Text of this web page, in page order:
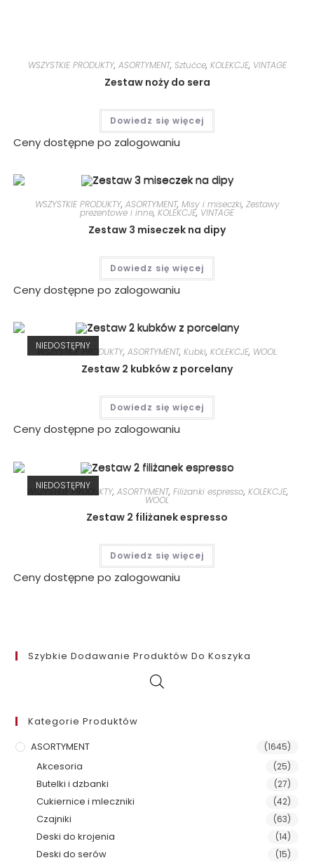
WSZYSTKIE PRODUKTY, ASORTYMENT, Sztućce, KOLEKCJE, VINTAGE
Zestaw noży do sera
Dowiedz się więcej
Ceny dostępne po zalogowaniu
WSZYSTKIE PRODUKTY, ASORTYMENT, Misy i miseczki, Zestawy
prezentowe i inne, KOLEKCJE, VINTAGE
Zestaw 3 miseczek na dipy
Dowiedz się więcej
Ceny dostępne po zalogowaniu
NIEDOSTĘPNY
WSZYSTKIE PRODUKTY, ASORTYMENT, Kubki, KOLEKCJE, WOOL
Zestaw 2 kubków z porcelany
Dowiedz się więcej
Ceny dostępne po zalogowaniu
NIEDOSTĘPNY
WSZYSTKIE PRODUKTY, ASORTYMENT, Filiżanki espresso, KOLEKCJE,
WOOL
Zestaw 2 filiżanek espresso
Dowiedz się więcej
Ceny dostępne po zalogowaniu
Szybkie Dodawanie Produktów Do Koszyka
Kategorie Produktów
ASORTYMENT
(1645)
Akcesoria (25)
Butelki i dzbanki (27)
Cukiernice i mleczniki (42)
Czajniki (63)
Deski do krojenia (14)
Deski do serów (15)